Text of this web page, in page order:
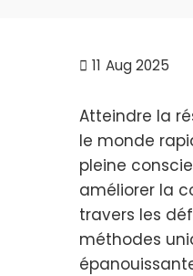
11 Aug 2025
Atteindre la
le monde
pleine
améliorer la
travers les
méthodes